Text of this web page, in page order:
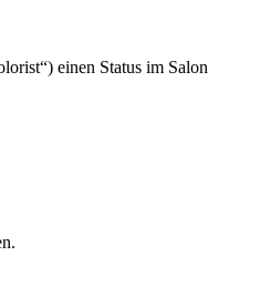
einen Status im Salon